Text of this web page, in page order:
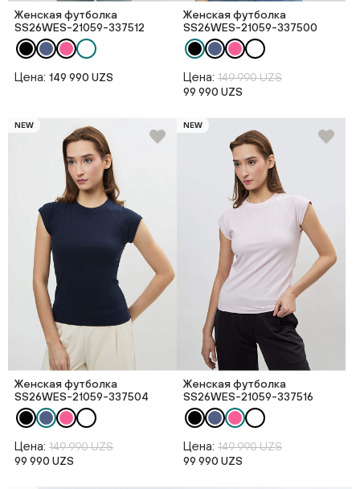
Женская футболка
SS26WES-21059-337512
Цена: 149 990 UZS
Женская футболка
SS26WES-21059-337500
Цена: 149 990 UZS
99 990 UZS
NEW
Женская футболка
SS26WES-21059-337504
Цена: 149 990 UZS
99 990 UZS
NEW
Женская футболка
SS26WES-21059-337516
Цена: 149 990 UZS
99 990 UZS